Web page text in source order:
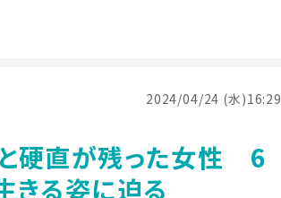
2024/04/24 (水)16:29
硬直が残った女性 6
きる姿に迫る